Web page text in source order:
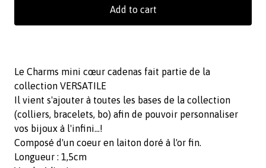
Add to cart
Le Charms mini cœur cadenas fait partie de la
collection VERSATILE
Il vient s'ajouter à toutes les bases de la collection
(colliers, bracelets, bo) afin de pouvoir personnaliser
vos bijoux à l'infini...!
Composé d'un coeur en laiton doré à l'or fin.
Longueur : 1,5cm